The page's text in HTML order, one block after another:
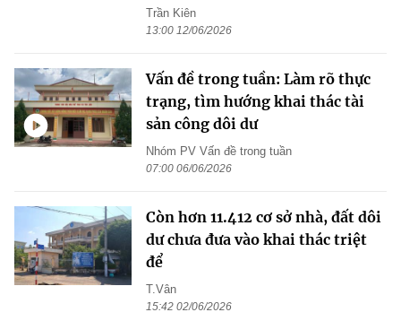
Trần Kiên
13:00 12/06/2026
Vấn đề trong tuần: Làm rõ thực
trạng, tìm hướng khai thác tài
sản công dôi dư
Nhóm PV Vấn đề trong tuần
07:00 06/06/2026
Còn hơn 11.412 cơ sở nhà, đất dôi
dư chưa đưa vào khai thác triệt
để
T.Vân
15:42 02/06/2026